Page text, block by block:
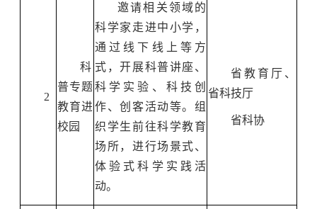
2
科
普专题
教育进
校园
邀请相关领域的
科学家走进中小学，
通过线下线上等方
式，开展科普讲座、
科学实验、科技创
作、创客活动等。组
织学生前往科学教育
场所，进行场景式、
体验式科学实践活
动。
省教育厅、
省科技厅
省科协